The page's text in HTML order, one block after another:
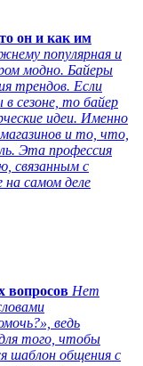
он и как им
популярная и
модно. Байеры
трендов. Если
в сезоне, то байер
идеи. Именно
и то, что,
Эта профессия
связанным с
самом деле
вопросов Нет
ведь
того, чтобы
шаблон общения с